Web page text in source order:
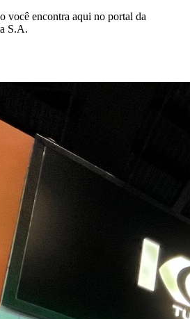
você encontra aqui no portal da
S.A.